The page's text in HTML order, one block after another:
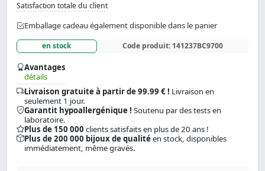
Satisfaction totale du client
Emballage cadeau également disponible dans le panier
en stock Code produit: 141237BC9700
Avantages
détails
Livraison gratuite à partir de 99.99 € ! Livraison en
seulement 1 jour.
Garantit hypoallergénique ! Soutenu par des tests en
laboratoire.
Plus de 150 000 clients satisfaits en plus de 20 ans !
Plus de 200 000 bijoux de qualitéen stock, disponibles
immédiatement, même gravés.